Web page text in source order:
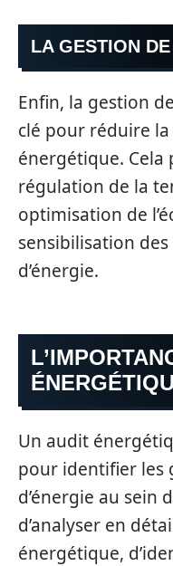
LA GESTION
Enfin, la gestion
clé pour réduire
énergétique. Cela
régulation de la
optimisation de
sensibilisation
d’énergie.
Un audit
pour identifier les
d’énergie au sein
d’analyser en
énergétique,